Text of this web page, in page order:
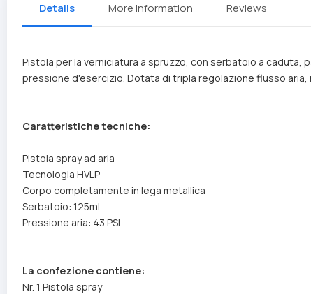
Details More Information Reviews
Pistola per la verniciatura a spruzzo, con serbatoio a caduta,
pressione d'esercizio. Dotata di tripla regolazione flusso
Caratteristiche tecniche:
Pistola spray ad aria
Tecnologia HVLP
Corpo completamente in lega metallica
Serbatoio: 125ml
Pressione aria: 43 PSI
La confezione contiene:
Nr. 1 Pistola spray